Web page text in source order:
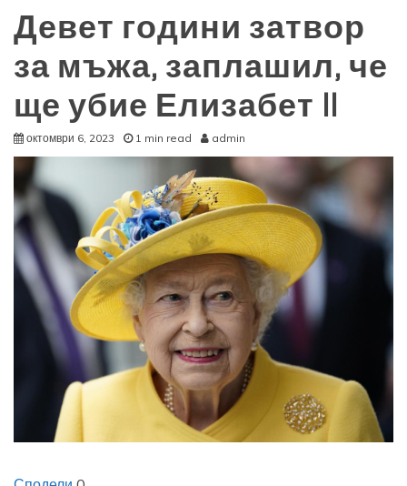
Девет години затвор
за мъжа, заплашил, че
ще убие Елизабет II
октомври 6, 2023 1 min read admin